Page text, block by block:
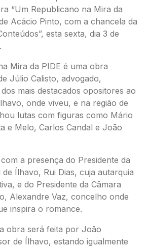
“Um Republicano na Mira da
Acácio Pinto, com a chancela da
esta sexta, dia 3 de
Mira da PIDE é uma obra
Júlio Calisto, advogado,
mais destacados opositores ao
onde viveu, e na região de
lutas com figuras como Mário
e Melo, Carlos Candal e João
a presença do Presidente da
Ílhavo, Rui Dias, cuja autarquia
e do Presidente da Câmara
Alexandre Vaz, concelho onde
inspira o romance.
obra será feita por João
de Ílhavo, estando igualmente